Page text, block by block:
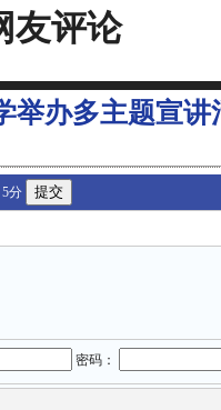
友评论
举办多主题宣讲
5分
密码：